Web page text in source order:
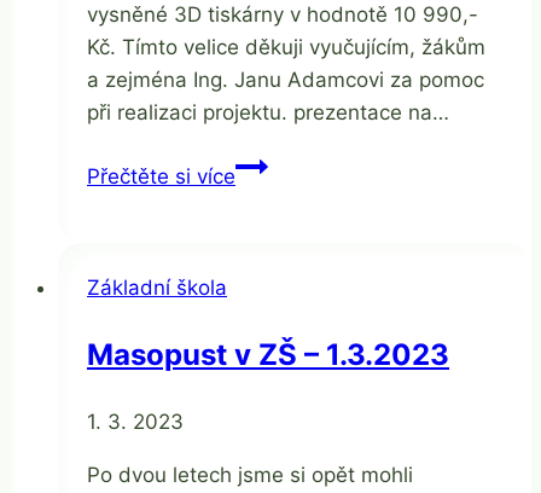
vysněné 3D tiskárny v hodnotě 10 990,-
Kč. Tímto velice děkuji vyučujícím, žákům
a zejména Ing. Janu Adamcovi za pomoc
při realizaci projektu. prezentace na…
Přečtěte si více3D
Základní škola
Masopust v ZŠ – 1.3.2023
OdJaroslava
1. 3. 2023
Po dvou letech jsme si opět mohli